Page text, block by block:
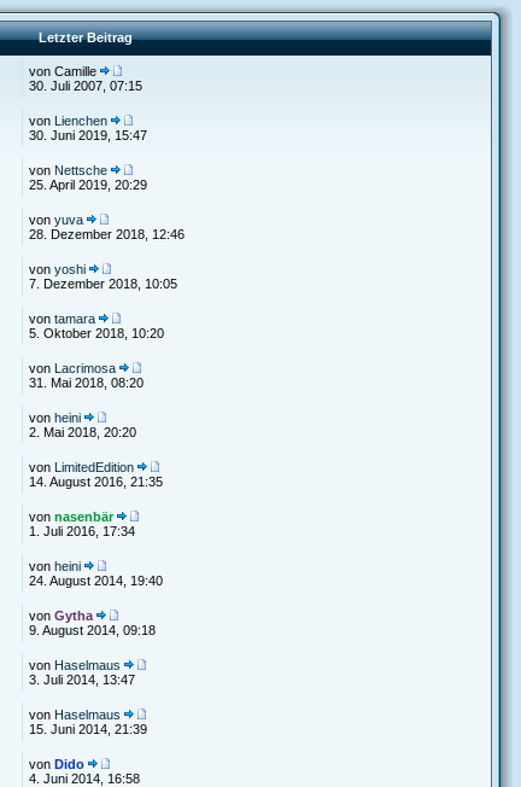
Letzter Beitrag
von Camille
30. Juli 2007, 07:15
von Lienchen
30. Juni 2019, 15:47
von Nettsche
25. April 2019, 20:29
vonyuva
28. Dezember 2018, 12:46
vonyoshi
7. Dezember 2018, 10:05
vontamara
5. Oktober 2018, 10:20
von Lacrimosa
31. Mai 2018, 08:20
vonheini
2. Mai 2018, 20:20
von LimitedEdition
14. August 2016, 21:35
vonnasenbär
1. Juli 2016, 17:34
vonheini
24. August 2014, 19:40
vonGytha
9. August 2014, 09:18
von Haselmaus
3. Juli 2014, 13:47
von Haselmaus
15. Juni 2014, 21:39
vonDido
4. Juni 2014, 16:58